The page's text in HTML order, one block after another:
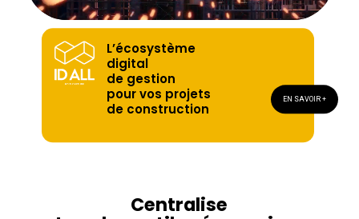
L’écosystème
digital
de gestion
pour vos projets
de construction
EN SAVOIR +
Centralise